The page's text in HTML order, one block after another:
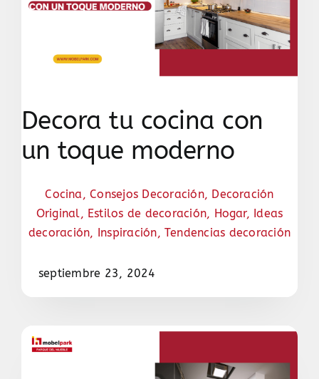
Decora tu cocina con
un toque moderno
Cocina ,Consejos Decoración, Decoración
Original, Estilos de decoración, Hogar, Ideas
decoración, Inspiración, Tendencias decoración
septiembre 23, 2024